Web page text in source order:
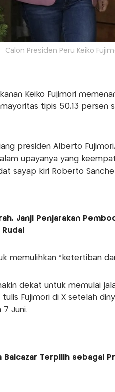
Calon Presiden Peru Keiko
Keiko Fujimori
tipis 50,13 persen
presiden Alberto
upayanya yang
sayap kiri Roberto
Janji Penjarakan
memulihkan "ketertiban
dekat untuk memulai
tulis Fujimori di X setelah
7 Juni.
Balcazar Terpilih sebagai